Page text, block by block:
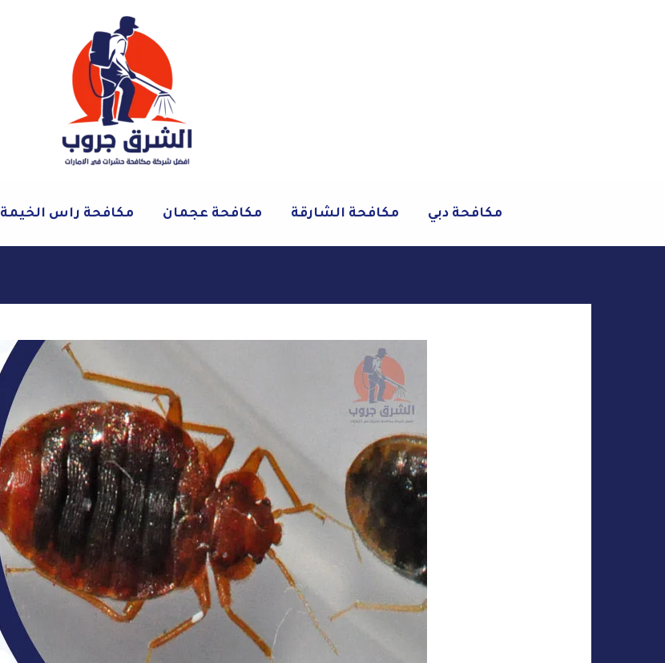
مكافحة دبي مكافحة الشارقة مكافحة عجمان مكافحة راس الخيمة